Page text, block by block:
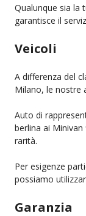
Qualunque sia la
garantisce il
Veicoli
A differenza del
Milano, le nostre
Auto di
berlina ai
rarità.
Per esigenze
possiamo
Garanzia